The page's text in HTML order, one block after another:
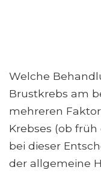
Welche
Brustkrebs am
mehreren
Krebses (ob
bei dieser
der allgemeine